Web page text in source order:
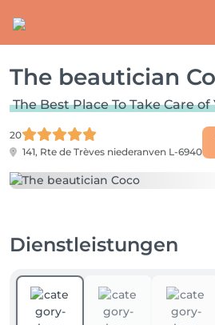
The beautician
The Best Place To Take Care of
20
141, Rte de Trèves niederanven L-6940
Dienstleistungen